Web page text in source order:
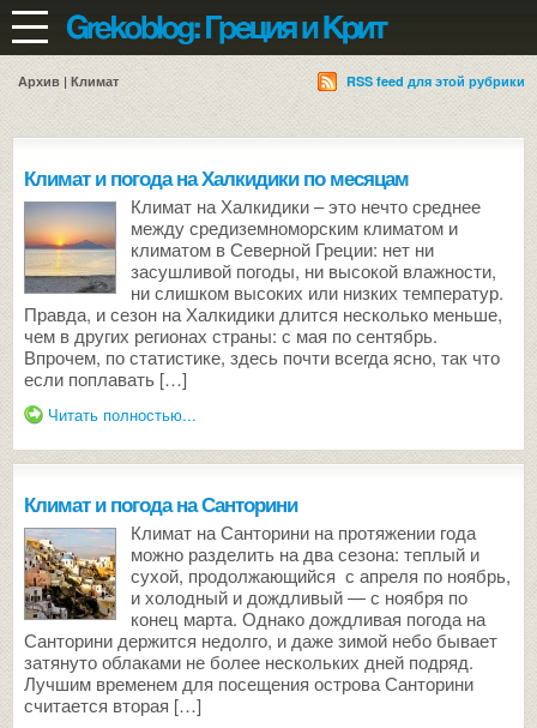
Архив | Климат RSS feed для этой рубрики
Климат и погода на Халкидики по месяцам
Климат на Халкидики – это нечто среднее
между средиземноморским климатом и
климатом в Северной Греции: нет ни
засушливой погоды, ни высокой влажности,
ни слишком высоких или низких температур.
Правда, и сезон на Халкидики длится несколько меньше,
чем в других регионах страны: с мая по сентябрь.
Впрочем, по статистике, здесь почти всегда ясно, так что
если поплавать […]
Читать полностью...
Климат и погода на Санторини
Климат на Санторини на протяжении года
можно разделить на два сезона: теплый и
сухой, продолжающийся с апреля по ноябрь,
и холодный и дождливый — с ноября по
конец марта. Однако дождливая погода на
Санторини держится недолго, и даже зимой небо бывает
затянуто облаками не более нескольких дней подряд.
Лучшим временем для посещения острова Санторини
считается вторая […]